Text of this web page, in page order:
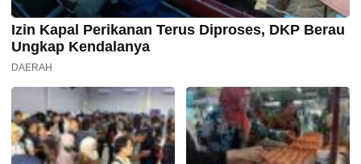
Izin Kapal Perikanan Terus Diproses, DKP Berau
Ungkap Kendalanya
DAERAH